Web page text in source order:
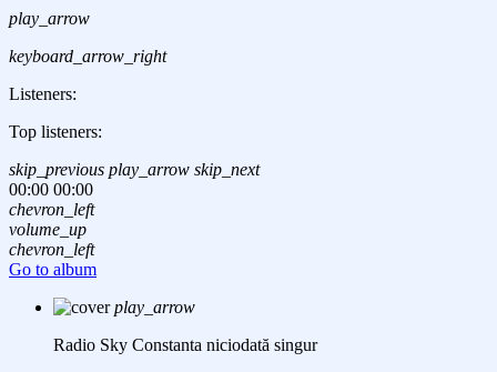
play_arrow
keyboard_arrow_right
Listeners:
Top listeners:
skip_previous play_arrow skip_next
00:00 00:00
chevron_left
volume_up
chevron_left
Go to album
play_arrow
Radio Sky Constanta niciodată singur